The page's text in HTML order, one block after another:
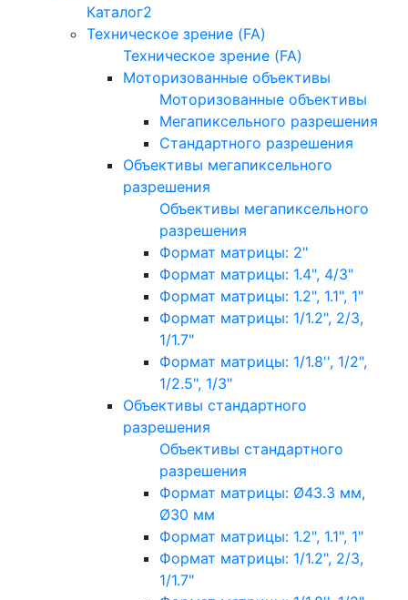
Каталог2
Техническое зрение (FA)
Техническое зрение (FA)
Моторизованные объективы
Моторизованные объективы
Мегапиксельного разрешения
Стандартного разрешения
Объективы мегапиксельного
разрешения
Объективы мегапиксельного
разрешения
Формат матрицы: 2"
Формат матрицы: 1.4", 4/3"
Формат матрицы: 1.2", 1.1", 1"
Формат матрицы: 1/1.2", 2/3,
1/1.7"
Формат матрицы: 1/1.8'', 1/2",
1/2.5", 1/3"
Объективы стандартного
разрешения
Объективы стандартного
разрешения
Формат матрицы: Ø43.3 мм,
Ø30 мм
Формат матрицы: 1.2", 1.1", 1"
Формат матрицы: 1/1.2", 2/3,
1/1.7"